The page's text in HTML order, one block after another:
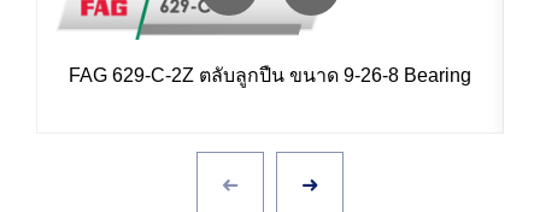
FAG 629-C-2Z ตลับลูกปืน ขนาด 9-26-8 Bearing